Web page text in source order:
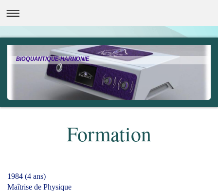
BIOQUANTIQUE-HARMONIE
Formation
1984 (4 ans)
Maîtrise de Physique